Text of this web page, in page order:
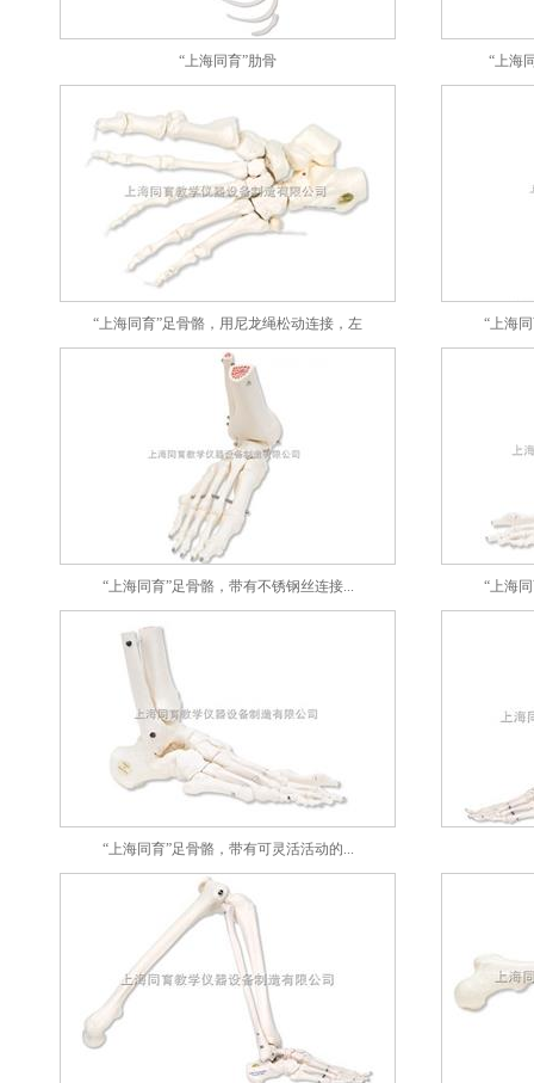
“上海同育”肋骨 “上海
“上海同育”足骨骼，用尼龙绳松动连接，左 “上海
“上海同育”足骨骼，带有不锈钢丝连接... “上海
“上海同育”足骨骼，带有可灵活活动的...